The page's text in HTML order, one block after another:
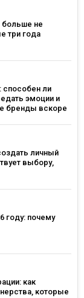
не
три года
способен ли
эмоции и
бренды вскоре
личный
выбору,
году: почему
как
которые